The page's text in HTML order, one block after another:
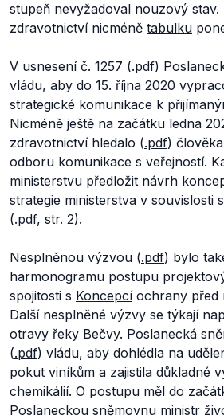
stupeň nevyžadoval nouzový stav.
zdravotnictví nicméně tabulku
V usnesení č. 1257 (.pdf)
vládu, aby do 15. října 2020
strategické komunikace k
Nicméně ještě na začátku ledna
zdravotnictví hledalo (.pdf)
odboru komunikace s veřejností.
ministerstvu předložit návrh
strategie ministerstva v souvislosti
(.pdf, str. 2).
Nesplněnou výzvou (.pdf) bylo
harmonogramu postupu
spojitosti s Koncepcíochrany před
Další nesplněné výzvy se týkají
otravy řeky Bečvy. Poslanecká
(.pdf) vládu, aby dohlédla na
pokut viníkům a zajistila důkladné
chemikálií. O postupu měl do
Poslaneckou sněmovnu ministr